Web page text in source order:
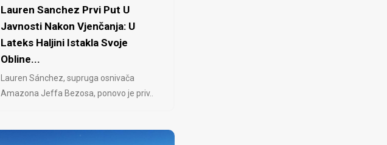
Lauren Sanchez Prvi Put U
Javnosti Nakon Vjenčanja: U
Lateks Haljini Istakla Svoje
Obline...
Lauren Sánchez, supruga osnivača
Amazona Jeffa Bezosa, ponovo je priv..